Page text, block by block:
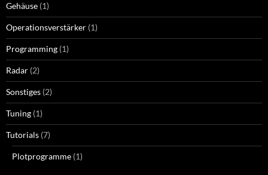
Gehäuse (1)
Operationsverstärker (1)
Programming (1)
Radar (2)
Sonstiges (2)
Tuning (1)
Tutorials (7)
Plotprogramme (1)